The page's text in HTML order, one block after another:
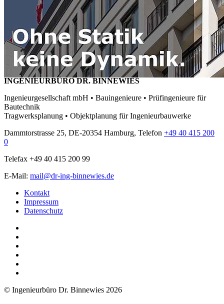
INGENIEURBÜRO DR. BINNEWIES
Ingenieurgesellschaft mbH • Bauingenieure • Prüfingenieure für
Bautechnik
Tragwerksplanung • Objektplanung für Ingenieurbauwerke
Dammtorstrasse 25, DE-20354 Hamburg, Telefon +49 40 415 200
0
Telefax +49 40 415 200 99
E-Mail: mail@dr-ing-binnewies.de
Kontakt
Impressum
Datenschutz
© Ingenieurbüro Dr. Binnewies 2026